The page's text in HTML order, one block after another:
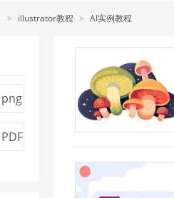
> illustrator教程 > AI实例教程
png
PDF